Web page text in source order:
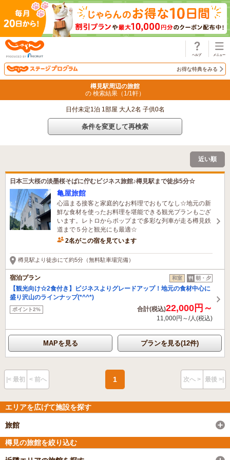
お得な特典をみる
樽見駅周辺の旅館
の 検索結果（ 1 /1 軒）
日付未定1泊 1部屋 大人2名 子供0名
条件を変更して再検索
近い順
日本三大桜の淡墨桜そばに佇むビジネス旅館♪樽見駅まで徒歩5分☆
亀屋旅館
心温まる接客と家庭的なお料理でおもてなし☆地元の新
鮮な食材を使ったお料理を堪能できる観光プランもござ
います。レトロからポップまで多彩な列車が走る樽見鉄
道まで５分と観光にも最適☆
2名がこの宿を見ています
樽見駅より徒歩にて約5分（無料駐車場完備）
宿泊プラン 和室 朝・夕
【観光向け☆2食付き】ビジネスよりグレードアップ！地元の食材中心に
盛り沢山のラインナップ(*^^*)
ポイント2% 合計(税込)22,000円～
11,000円～/人(税込)
MAPを見る プランを見る(12件)
|< 最初 < 前へ 1 次へ > 最後 >|
エリアを広げて施設を探す
旅館
樽見の旅館を絞り込む